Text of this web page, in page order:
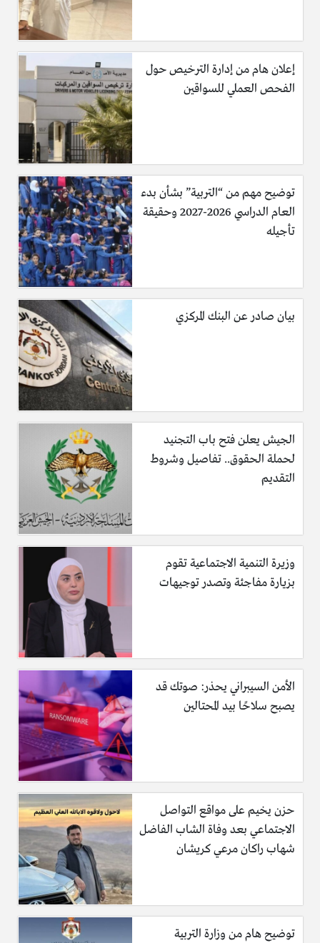
إعلان هام من إدارة الترخيص حول
الفحص العملي للسواقين
توضيح مهم من “التربية” بشأن بدء
العام الدراسي 2026-2027 وحقيقة
تأجيله
بيان صادر عن البنك المركزي
الجيش يعلن فتح باب التجنيد
لحملة الحقوق.. تفاصيل وشروط
التقديم
وزيرة التنمية الاجتماعية تقوم
بزيارة مفاجئة وتصدر توجيهات
الأمن السيبراني يحذر: صوتك قد
يصبح سلاحًا بيد المحتالين
حزن يخيم على مواقع التواصل
الاجتماعي بعد وفاة الشاب الفاضل
شهاب راكان مرعي كريشان
توضيح هام من وزارة التربية